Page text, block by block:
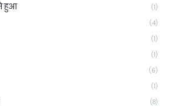
हुआ (1)
(4)
(1)
(1)
(6)
(1)
(8)